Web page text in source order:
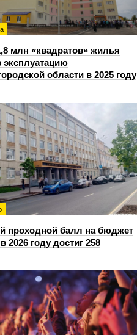
млн «квадратов» жилья
эксплуатацию
области в 2025 году
проходной балл на бюджет
2026 году достиг 258